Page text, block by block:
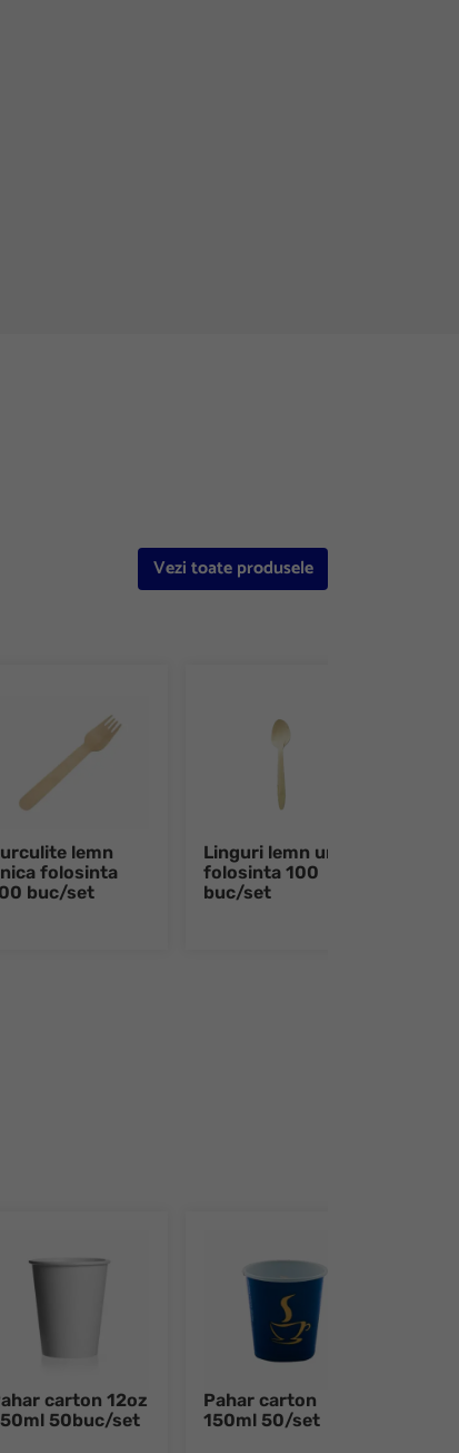
Vezi toate produsele
lemn
folosinta
buc/set
Linguri lemn unica
folosinta 100
buc/set
carton 12oz
50buc/set
Pahar carton
150ml 50/set